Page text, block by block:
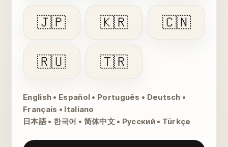
🇯🇵 🇰🇷 🇨🇳
🇷🇺 🇹🇷
English • Español • Português • Deutsch •
Français • Italiano
日本語 • 한국어 • 简体中文 • Русский • Türkçe